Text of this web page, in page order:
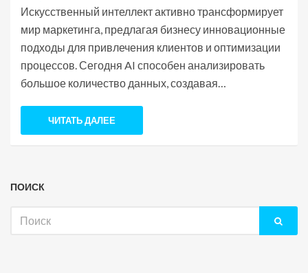
Искусственный интеллект активно трансформирует
мир маркетинга, предлагая бизнесу инновационные
подходы для привлечения клиентов и оптимизации
процессов. Сегодня AI способен анализировать
большое количество данных, создавая
клиента. В статье речь пойдёт о ключевых
преимуществах использования AI в маркетинге и
эффективность ваших маркетинговых кампаний и
ЧИТАТЬ ДАЛЕЕ
ПОИСК